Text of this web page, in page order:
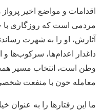
اقدامات و مواضع اخیر
مردمی است که روزگاری با
آثارش، او را به شهرت
داغدار اعدام‌ها، سرکوب‌ها
وطن است، انتخاب مسیر
معامله خون با منفعت
ما این رفتارها را به عنوان